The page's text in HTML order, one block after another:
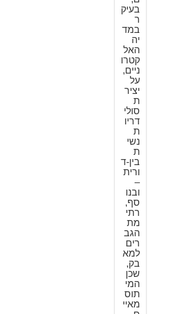
בעיק
ר
במד
יה
האל
קטרו
ניים,
על
יציר
ת
סולי
דריו
ת
נשי
ת
בין-ד
ורית
–
ובנו
סף,
רתי
מת
הגב
רים
למא
בק,
שכן
המי
תוס
מאיי